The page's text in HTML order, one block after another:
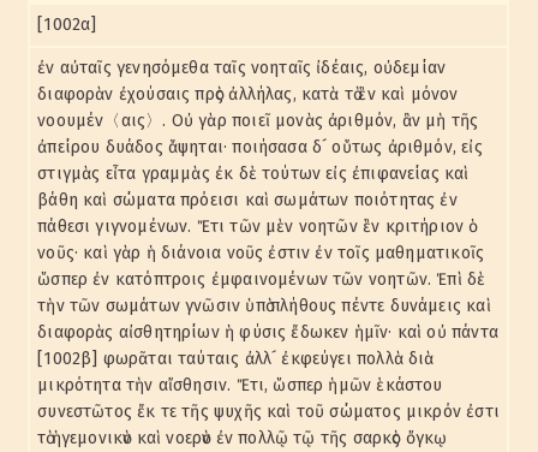
[1002α]
ἐν αὐταῖς γενησόμεθα ταῖς νοηταῖς ἰδέαις, οὐδεμίαν
διαφορὰν ἐχούσαις πρὸς ἀλλήλας, κατὰ τὸ ἓν καὶ μόνον
νοουμέν〈αις〉. Οὐ γὰρ ποιεῖ μονὰς ἀριθμόν, ἂν μὴ τῆς
ἀπείρου δυάδος ἅψηται· ποιήσασα δ´ οὕτως ἀριθμόν, εἰς
στιγμὰς εἶτα γραμμὰς ἐκ δὲ τούτων εἰς ἐπιφανείας καὶ
βάθη καὶ σώματα πρόεισι καὶ σωμάτων ποιότητας ἐν
πάθεσι γιγνομένων. Ἔτι τῶν μὲν νοητῶν ἓν κριτήριον ὁ
νοῦς· καὶ γὰρ ἡ διάνοια νοῦς ἐστιν ἐν τοῖς μαθηματικοῖς
ὥσπερ ἐν κατόπτροις ἐμφαινομένων τῶν νοητῶν. Ἐπὶ δὲ
τὴν τῶν σωμάτων γνῶσιν ὑπὸ πλήθους πέντε δυνάμεις καὶ
διαφορὰς αἰσθητηρίων ἡ φύσις ἔδωκεν ἡμῖν· καὶ οὐ πάντα
[1002β] φωρᾶται ταύταις ἀλλ´ ἐκφεύγει πολλὰ διὰ
μικρότητα τὴν αἴσθησιν. Ἔτι, ὥσπερ ἡμῶν ἑκάστου
συνεστῶτος ἔκ τε τῆς ψυχῆς καὶ τοῦ σώματος μικρόν ἐστι
τὸ ἡγεμονικὸν καὶ νοερὸν ἐν πολλῷ τῷ τῆς σαρκὸς ὄγκῳ